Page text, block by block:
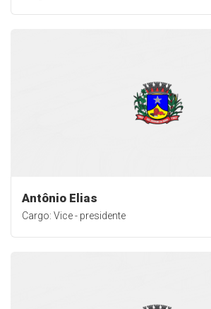
Antônio Elias
Cargo: Vice - presidente